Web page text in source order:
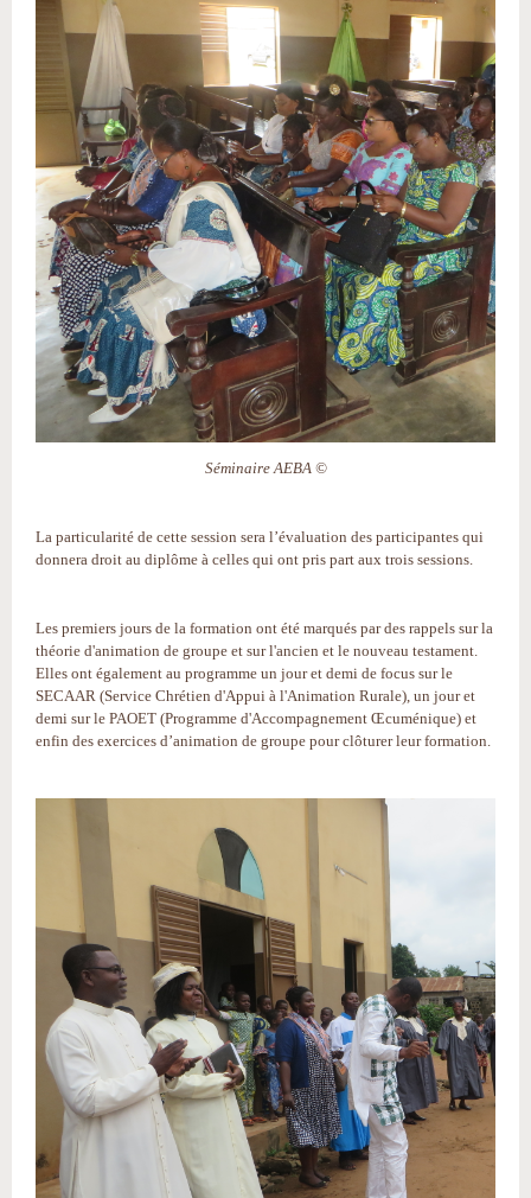
Séminaire AEBA ©
La particularité de cette session sera l’évaluation des participantes qui
donnera droit au diplôme à celles qui ont pris part aux trois sessions.
Les premiers jours de la formation ont été marqués par des rappels sur la
théorie d'animation de groupe et sur l'ancien et le nouveau testament.
Elles ont également au programme un jour et demi de focus sur le
SECAAR (Service Chrétien d'Appui à l'Animation Rurale), un jour et
demi sur le PAOET (Programme d'Accompagnement Œcuménique) et
enfin des exercices d’animation de groupe pour clôturer leur formation.